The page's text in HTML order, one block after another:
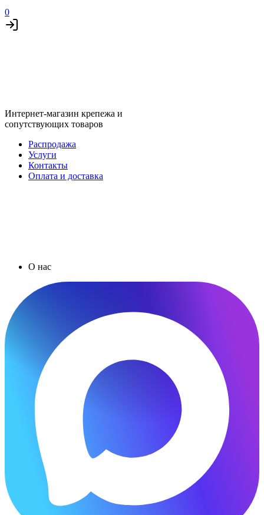
0
Интернет-магазин крепежа и
сопутствующих товаров
Распродажа
Услуги
Контакты
Оплата и доставка
О нас